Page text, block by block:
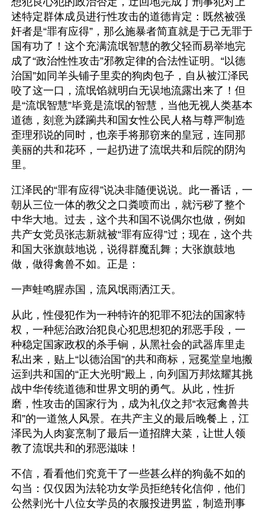
述特定群体成员进行性攻击的道德肯定：既然被强
奸者是“罪有应得”，那么施暴者简直就是于己无罪于
国有功了！这个充满流氓智慧的教父轻而易举地完
成了“政治性性攻击”邪教定律的合法性证明。“以德
治国”如同羊头铺子里卖的狗肉包子，自从被江泽民
咬了这一口，流氓馅就明白无误地流露出来了！但
是“流氓智慧”毕竟是流氓的智慧，当他无视人类基本
道德，刻意为蹂躏共和国女性公民人格与尊严制造
歪理邪说的同时，也亲手将那窃来的皇冠，连同那
美丽的共和花环，一起扔进了流氓共和后院的阴沟
里。
江泽民的“罪有应得”说决非随便说说。此一番话，一
朝从三位一体的教父之口粪喷而出，就污秽了整个
中华大地。过去，这个共和国不说偶尔也做，例如
共产女党员张志新就被“罪有应得”过；现在，这个共
和国大张旗鼓地说，说得群魔乱舞；大张旗鼓地
做，做得禽兽不如。正是：
一声蛙鸣腥赤国，流风氓雨洒江天。
从此，性侵犯作为一种特许的犯罪不犯法的国家特
权，一种惩治政治犯良心犯思想犯的邪恶手段，一
种稳定国家政权的杀手锏，从黑社会的武器库里走
私出来，贴上“以德治国”的共和商标，冠冕堂皇地搬
运到共和国的“正大光明”殿上，向列国万邦炫耀其挑
战中华传统道德和世界文明的勇气。从此，性折
磨，性攻击的国家行为，成为礼仪之邦“衣冠禽兽共
和”的一道煞人风景。在共产主义的最后晚餐上，江
泽民为人肉宴烹制了最后一道招牌大菜，让世人领
教了流氓共和的邪恶滋味！
不信，看看他们究竟干了一些甚么样的狗彘不如的
勾当：仅仅因为法轮功女学员拒绝转化信仰，他们
公然剥光十八位女学员的衣服投进男监，制造刑事